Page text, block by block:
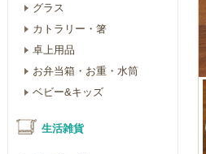
グラス
カトラリー・箸
卓上用品
お弁当箱・お重・水筒
ベビー&キッズ
生活雑貨